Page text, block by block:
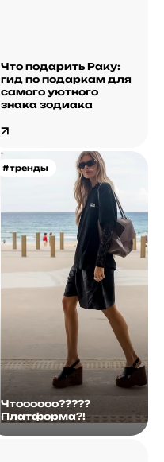
Что подарить Раку:
гид по подаркам для
самого уютного
знака зодиака
#тренды
Чтоооооо?????
Платформа?!